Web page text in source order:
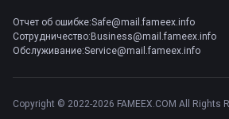
Отчет об ошибке:Safe@mail.fameex.info
Сотрудничество:Business@mail.fameex.info
Обслуживание:Service@mail.fameex.info
Copyright © 2022-2026 FAMEEX.COM All Rights